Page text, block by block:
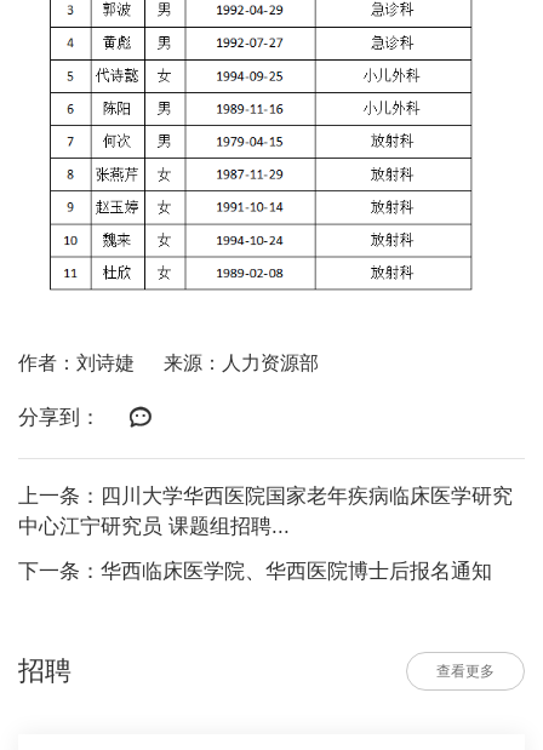
作者：刘诗婕 来源：人力资源部
分享到：
上一条：四川大学华西医院国家老年疾病临床医学研究
中心江宁研究员 课题组招聘...
下一条：华西临床医学院、华西医院博士后报名通知
招聘 查看更多